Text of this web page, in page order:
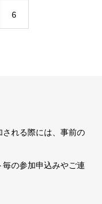
6
れる際には、事前の
の参加申込みやご連